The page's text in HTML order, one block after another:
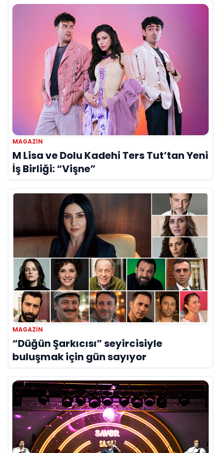
MAGAZIN
M Lisa ve Dolu Kadehi Ters Tut’tan Yeni
İş Birliği: “Vişne”
MAGAZIN
“Düğün Şarkıcısı” seyircisiyle
buluşmak için gün sayıyor